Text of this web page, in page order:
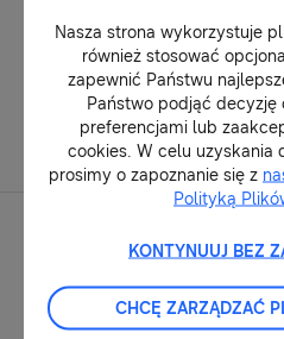
1
Kontakt Dla Mediów
Nasza strona wykorzystuje
również stosować
zapewnić Państwu
Państwo podjąć decyzję
preferencjami lub
cookies. W celu uzyskania
prosimy o zapoznanie się z
Polityką
KONTYNUUJ BEZ
CHCĘ ZARZĄDZAĆ